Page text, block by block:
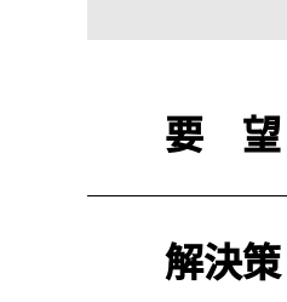
要 望
解決策